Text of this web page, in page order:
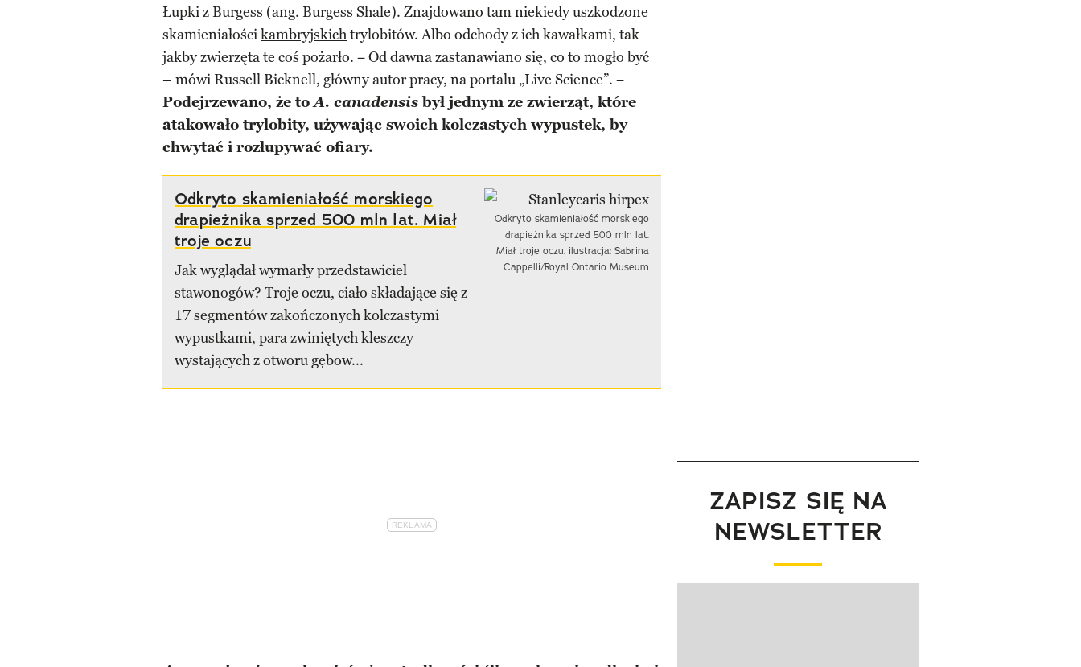
Łupki z Burgess (ang. Burgess Shale). Znajdowano tam niekiedy uszkodzone
skamieniałościkambryjskichtrylobitów. Albo odchody z ich kawałkami, tak
jakby zwierzęta te coś pożarło. − Od dawna zastanawiano się, co to mogło być
– mówi Russell Bicknell, główny autor pracy, na portalu „Live Science”. −
Podejrzewano, że toA. canadensisbył jednym ze zwierząt, które
atakowało trylobity, używając swoich kolczastych wypustek, by
chwytać i rozłupywać ofiary.
Odkryto skamieniałość morskiego
drapieżnika sprzed 500 mln lat. Miał
troje oczu
Jak wyglądał wymarły przedstawiciel
stawonogów? Troje oczu, ciało składające się z
17 segmentów zakończonych kolczastymi
wypustkami, para zwiniętych kleszczy
wystających z otworu gębow...
Odkryto skamieniałość morskiego
drapieżnika sprzed 500 mln lat.
Miał troje oczu. ilustracja: Sabrina
Cappelli/Royal Ontario Museum
ZAPISZ SIĘ NA
NEWSLETTER